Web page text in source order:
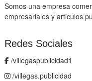
Somos una empresa
empresariales y articulos
Redes Sociales
/villegaspublicidad1
/villegas.publicidad